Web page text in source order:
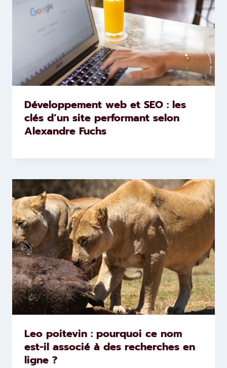
Développement web et SEO : les
clés d’un site performant selon
Alexandre Fuchs
Leo poitevin : pourquoi ce nom
est-il associé à des recherches en
ligne ?